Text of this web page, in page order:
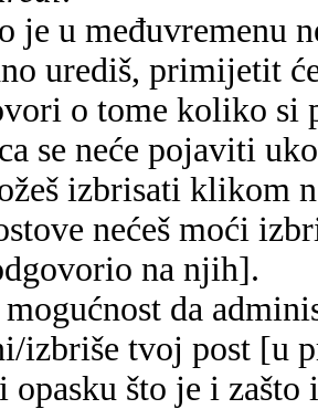
je u međuvremenu
urediš, primijetit
o tome koliko si
se neće pojaviti
izbrisati klikom
nećeš moći
na njih].
da
izbriše tvoj post [u
opasku što je i